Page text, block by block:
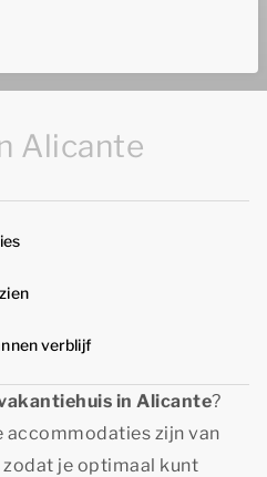
Alicante
verblijf
in Alicante?
accommodaties zijn van
je optimaal kunt